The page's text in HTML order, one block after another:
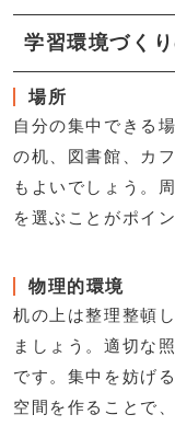
学習環境づく
場所
自分の集中できる
の机、図書館、カ
もよいでしょう。
を選ぶことがポイ
物理的環境
机の上は整理整頓
ましょう。適切な
です。集中を妨げ
空間を作ることで